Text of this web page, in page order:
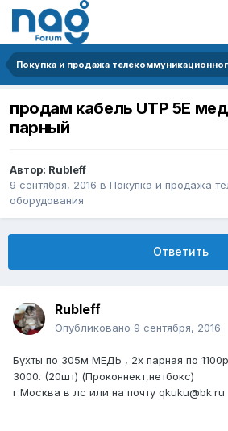
продам кабель UTP 5E
парный
Автор: Rubleff
9 сентября, 2016 в Покупка и продажа
оборудования
Ответить
Rubleff
Опубликовано 9 сентября, 2016
Бухты по 305м МЕДЬ , 2х парная по
3000. (20шт) (Проконнект,нетбокс)
г.Москва в лс или на почту qkuku@bk.ru